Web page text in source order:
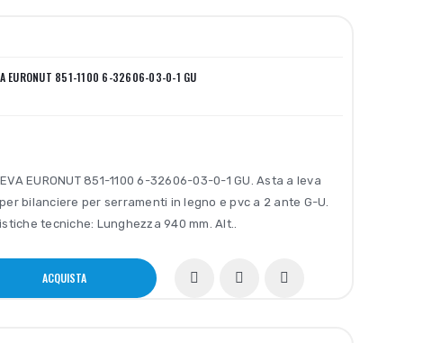
EURONUT 851-1100 6-32606-03-0-1 GU
EURONUT 851-1100 6-32606-03-0-1 GU. Asta a leva
bilanciere per serramenti in legno e pvc a 2 ante G-U.
tecniche: Lunghezza 940 mm. Alt..
ACQUISTA